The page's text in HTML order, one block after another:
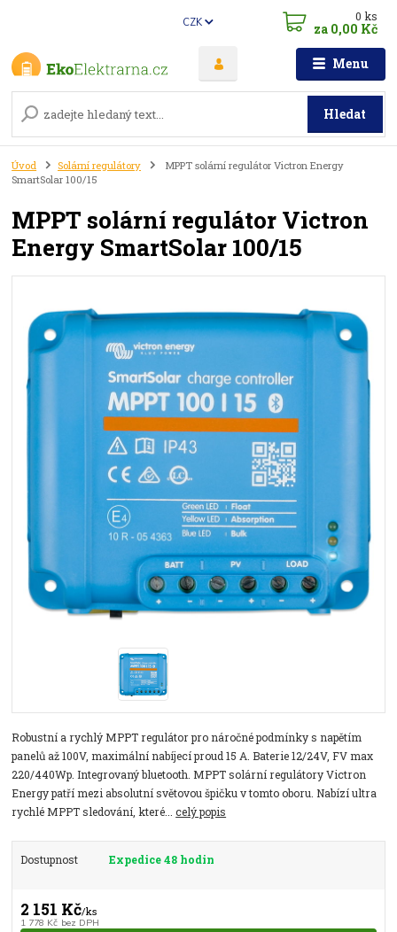
Menu
CZK
Hledat
0ks
za 0,00 Kč
Úvod Solární regulátory
MPPT solární regulátor Victron Energy
SmartSolar 100/15
MPPT solární regulátor Victron
Energy SmartSolar 100/15
Robustní a rychlý MPPT regulátor pro náročné podmínky s napětím
panelů až 100V, maximální nabíjecí proud 15 A. Baterie 12/24V, FV max
220/440Wp. Integrovaný bluetooth. MPPT solární regulátory Victron
Energy patří mezi absolutní světovou špičku v tomto oboru. Nabízí ultra
rychlé MPPT sledování, které...celý popis
Dostupnost Expedice 48 hodin
2 151 Kč/ks
1 778 Kč bez DPH